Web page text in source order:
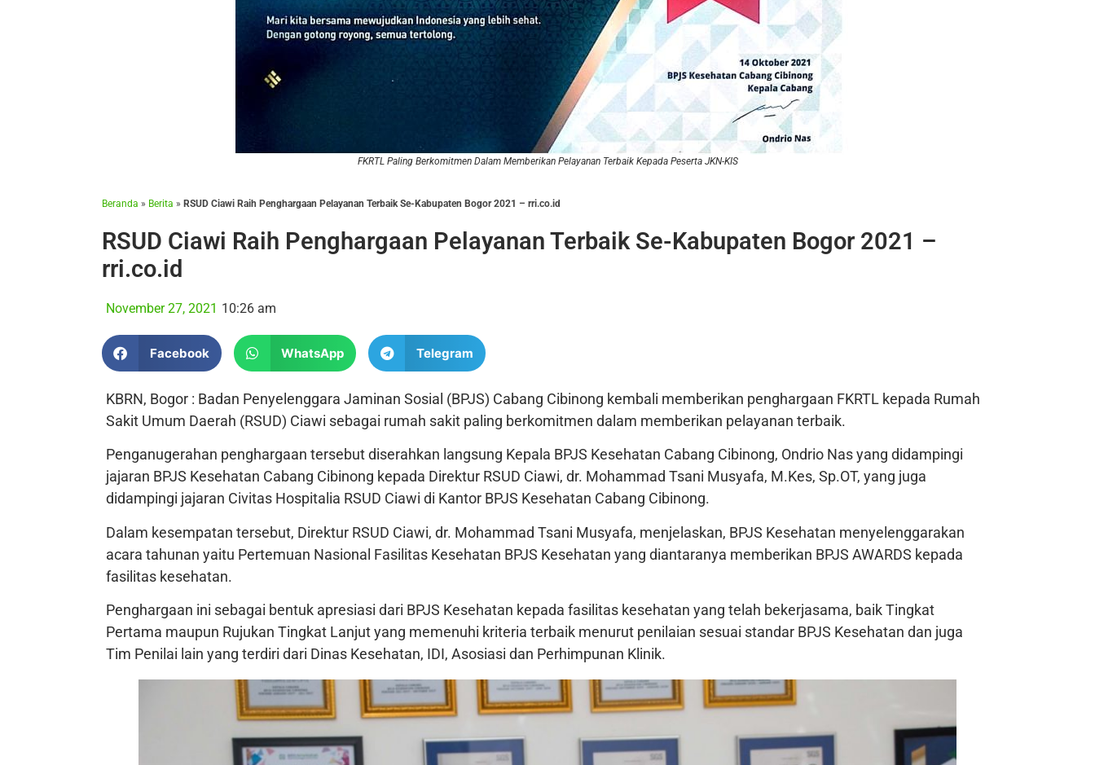
FKRTL Paling Berkomitmen Dalam Memberikan Pelayanan Terbaik Kepada Peserta JKN-KIS
Beranda » Berita » RSUD Ciawi Raih Penghargaan Pelayanan Terbaik Se-Kabupaten Bogor 2021 – rri.co.id
RSUD Ciawi Raih Penghargaan Pelayanan Terbaik Se-Kabupaten Bogor 2021 –
rri.co.id
November 27, 2021 10:26 am
Facebook WhatsApp Telegram
KBRN, Bogor : Badan Penyelenggara Jaminan Sosial (BPJS) Cabang Cibinong kembali memberikan penghargaan FKRTL kepada Rumah
Sakit Umum Daerah (RSUD) Ciawi sebagai rumah sakit paling berkomitmen dalam memberikan pelayanan terbaik.
Penganugerahan penghargaan tersebut diserahkan langsung Kepala BPJS Kesehatan Cabang Cibinong, Ondrio Nas yang didampingi
jajaran BPJS Kesehatan Cabang Cibinong kepada Direktur RSUD Ciawi, dr. Mohammad Tsani Musyafa, M.Kes, Sp.OT, yang juga
didampingi jajaran Civitas Hospitalia RSUD Ciawi di Kantor BPJS Kesehatan Cabang Cibinong.
Dalam kesempatan tersebut, Direktur RSUD Ciawi, dr. Mohammad Tsani Musyafa, menjelaskan, BPJS Kesehatan menyelenggarakan
acara tahunan yaitu Pertemuan Nasional Fasilitas Kesehatan BPJS Kesehatan yang diantaranya memberikan BPJS AWARDS kepada
fasilitas kesehatan.
Penghargaan ini sebagai bentuk apresiasi dari BPJS Kesehatan kepada fasilitas kesehatan yang telah bekerjasama, baik Tingkat
Pertama maupun Rujukan Tingkat Lanjut yang memenuhi kriteria terbaik menurut penilaian sesuai standar BPJS Kesehatan dan juga
Tim Penilai lain yang terdiri dari Dinas Kesehatan, IDI, Asosiasi dan Perhimpunan Klinik.